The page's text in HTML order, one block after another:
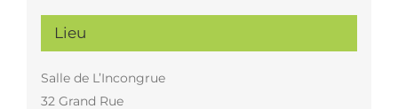
Lieu
Salle de L’Incongrue
32 Grand Rue